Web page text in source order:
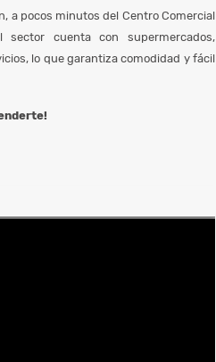
a pocos minutos del Centro Comercial
sector cuenta con supermercados,
lo que garantiza comodidad y fácil